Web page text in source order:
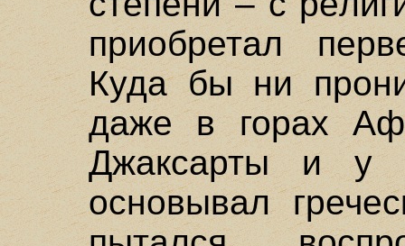
приобретал
Куда бы ни
даже в горах
Джаксарты и у
основывал